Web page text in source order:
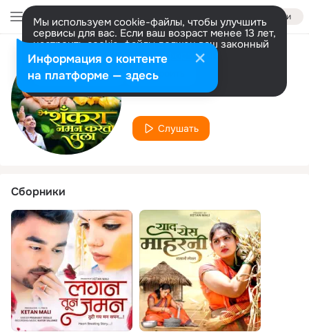
Войти
Мы используем cookie-файлы, чтобы улучшить
сервисы для вас. Если ваш возраст менее 13 лет,
настроить cookie-файлы должен ваш законный
представитель. Больше информации
Разрешить все Настроить
Исполнитель
Ketan Mali
Слушать
Сборники
Информация о контенте
на платформе — здесь